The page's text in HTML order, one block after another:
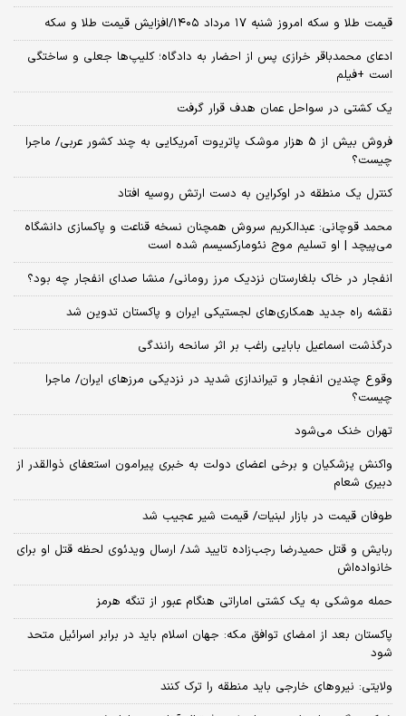
قیمت طلا و سکه امروز شنبه ۱۷ مرداد ۱۴۰۵/افزایش قیمت طلا و سکه
ادعای محمدباقر خرازی پس از احضار به دادگاه؛ کلیپ‌ها جعلی و ساختگی
است +فیلم
یک کشتی در سواحل عمان هدف قرار گرفت
فروش بیش از 5 هزار موشک پاتریوت آمریکایی به چند کشور عربی/ ماجرا
چیست؟
کنترل یک منطقه در اوکراین به دست ارتش روسیه افتاد
محمد قوچانی: عبدالکریم سروش همچنان نسخه قناعت و پاکسازی دانشگاه
می‌پیچد | او تسلیم موج نئومارکسیسم شده است
انفجار در خاک بلغارستان نزدیک مرز رومانی/ منشا صدای انفجار چه بود؟
نقشه راه جدید همکاری‌های لجستیکی ایران و پاکستان تدوین شد
درگذشت اسماعیل بابایی راغب بر اثر سانحه رانندگی
وقوع چندین انفجار و تیراندازی شدید در نزدیکی مرز‌های ایران/ ماجرا
چیست؟
تهران خنک می‌شود
واکنش پزشکیان و برخی اعضای دولت به خبری پیرامون استعفای ذوالقدر از
دبیری شعام
طوفان قیمت در بازار لبنیات/ قیمت شیر عجیب شد
ربایش و قتل حمیدرضا رجب‌زاده تایید شد/ ارسال ویدئوی لحظه قتل او برای
خانواده‌اش
حمله موشکی به یک کشتی اماراتی هنگام عبور از تنگه هرمز
پاکستان بعد از امضای توافق مکه: جهان اسلام باید در برابر اسرائیل متحد
شود
ولایتی: نیروهای خارجی باید منطقه را ترک کنند